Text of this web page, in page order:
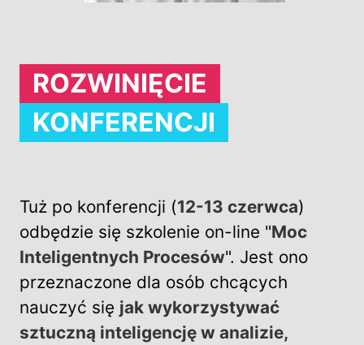
ROZWINIĘCIE
KONFERENCJI
Tuż po konferencji (12-13 czerwca)
odbędzie się szkolenie on-line "Moc
Inteligentnych Procesów". Jest ono
przeznaczone dla osób chcących
nauczyć się jak wykorzystywać
sztuczną inteligencję w analizie,